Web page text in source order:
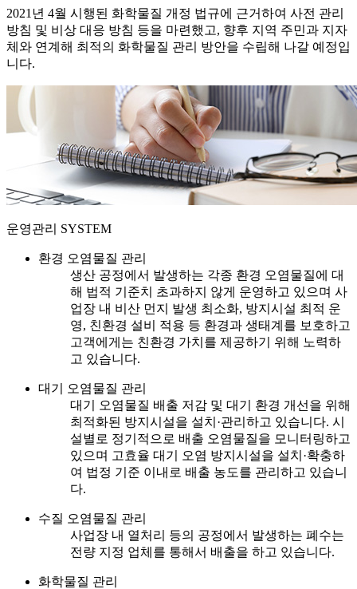
2021년 4월 시행된 화학물질 개정 법규에 근거하여 사전 관리
방침 및 비상 대응 방침 등을 마련했고, 향후 지역 주민과 지자
체와 연계해 최적의 화학물질 관리 방안을 수립해 나갈 예정입
니다.
운영관리 SYSTEM
환경 오염물질 관리
생산 공정에서 발생하는 각종 환경 오염물질에 대
해 법적 기준치 초과하지 않게 운영하고 있으며 사
업장 내 비산 먼지 발생 최소화, 방지시설 최적 운
영, 친환경 설비 적용 등 환경과 생태계를 보호하고
고객에게는 친환경 가치를 제공하기 위해 노력하
고 있습니다.
대기 오염물질 관리
대기 오염물질 배출 저감 및 대기 환경 개선을 위해
최적화된 방지시설을 설치·관리하고 있습니다. 시
설별로 정기적으로 배출 오염물질을 모니터링하고
있으며 고효율 대기 오염 방지시설을 설치·확충하
여 법정 기준 이내로 배출 농도를 관리하고 있습니
다.
수질 오염물질 관리
사업장 내 열처리 등의 공정에서 발생하는 폐수는
전량 지정 업체를 통해서 배출을 하고 있습니다.
화학물질 관리